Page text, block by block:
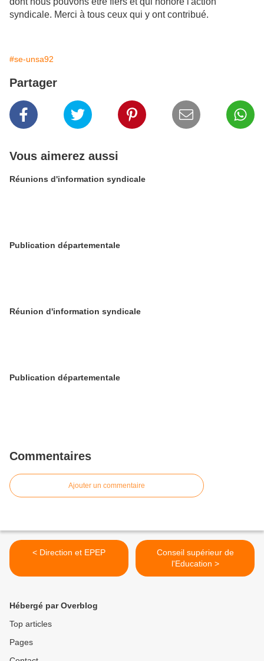
syndicale. Merci à tous ceux qui y ont contribué.
#se-unsa92
Partager
Vous aimerez aussi
Réunions d'information syndicale
Publication départementale
Réunion d'information syndicale
Publication départementale
Commentaires
Ajouter un commentaire
< Direction et EPEP
Conseil supérieur de
l'Education >
Hébergé par Overblog
Top articles
Pages